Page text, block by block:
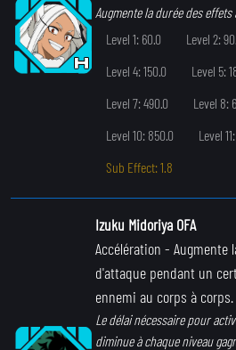
Augmente la durée des effets
Level 1: 60.0
Level 2:
Level 4: 150.0
Level 5:
Level 7: 490.0
Level 8:
Level 10: 850.0
Level
Sub Effect: 1.8
Izuku Midoriya OFA
Accélération - Augmente
d'attaque pendant un
ennemi au corps à corps.
Le délai nécessaire pour
diminue à chaque niveau